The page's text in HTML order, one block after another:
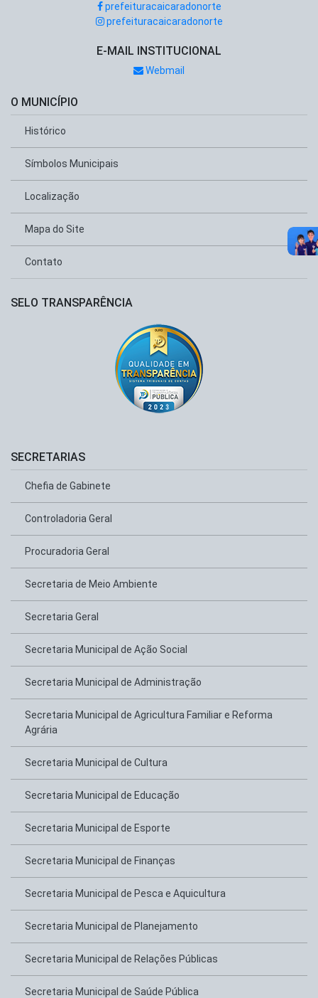
prefeituracaicaradonorte
prefeituracaicaradonorte
E-MAIL INSTITUCIONAL
Webmail
O MUNICÍPIO
Histórico
Símbolos Municipais
Localização
Mapa do Site
Contato
SELO TRANSPARÊNCIA
SECRETARIAS
Chefia de Gabinete
Controladoria Geral
Procuradoria Geral
Secretaria de Meio Ambiente
Secretaria Geral
Secretaria Municipal de Ação Social
Secretaria Municipal de Administração
Secretaria Municipal de Agricultura Familiar e Reforma
Agrária
Secretaria Municipal de Cultura
Secretaria Municipal de Educação
Secretaria Municipal de Esporte
Secretaria Municipal de Finanças
Secretaria Municipal de Pesca e Aquicultura
Secretaria Municipal de Planejamento
Secretaria Municipal de Relações Públicas
Secretaria Municipal de Saúde Pública